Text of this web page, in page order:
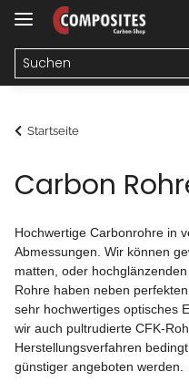
Startseite
Carbon
Hochwertige Carbonrohre in
Abmessungen. Wir können
matten, oder
Rohre haben neben
sehr hochwertiges optisches
wir auch pultrudierte CFK-
Herstellungsverfahren
günstiger angeboten werden.